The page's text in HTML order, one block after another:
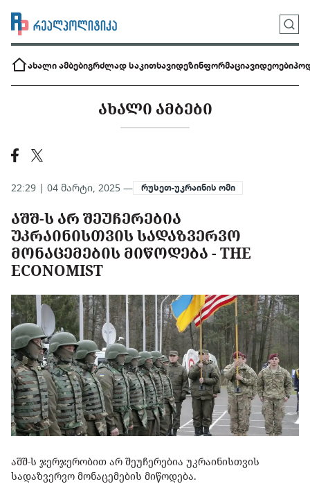
ახალი ამბებიგრძლად საკითხავიდეზინფორმაციავიდეოები
ᲐᲮᲐᲚᲘ ᲐᲛᲑᲔᲑᲘ
22:29 | 04 მარტი, 2025 — რუსეთ-უკრაინის ომი
ᲐᲨᲨ-Ს ᲐᲠ ᲨᲔᲣᲩᲔᲠᲔᲑᲘᲐ
ᲣᲙᲠᲐᲘᲜᲘᲡᲗᲕᲘᲡ ᲡᲐᲓᲐᲖᲕᲔᲠᲕᲝ
ᲛᲝᲜᲐᲪᲔᲛᲔᲑᲘᲡ ᲛᲘᲬᲝᲓᲔᲑᲐ - THE
ECONOMIST
აშშ-ს ჯერჯერობით არ შეუჩერებია უკრაინისთვის
სადაზვერვო მონაცემების მიწოდება.